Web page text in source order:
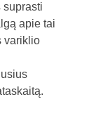
suprasti
apie tai
variklio